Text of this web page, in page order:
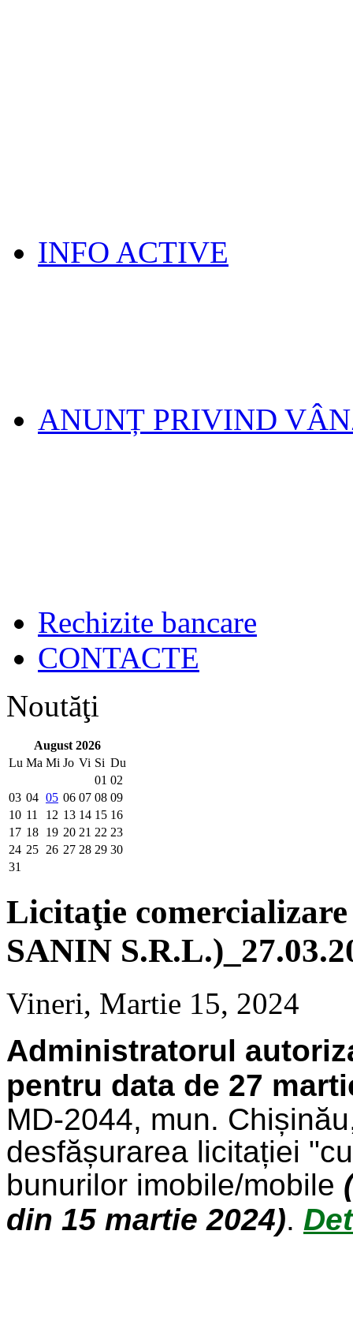
INFO ACTIVE
ANUNȚ PRIVIND
Rechizite bancare
CONTACTE
Noutăţi
August 2026
Lu Ma Mi Jo Vi Si Du
01 02
03 04 05 06 07 08 09
10 11 12 13 14 15 16
17 18 19 20 21 22 23
24 25 26 27 28 29 30
31
Licitaţie
SANIN
Vineri, Martie 15, 2024
Administratorul
pentru data de 27
MD-2044, mun.
desfășurarea licitației
bunurilor imobile/mobile
din 15 martie 2024).